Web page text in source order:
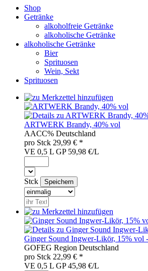
Shop
Getränke
alkoholfreie Getränke
alkoholische Getränke
alkoholische Getränke
Bier
Sprituosen
Wein, Sekt
Sprituosen
ARTWERK Brandy, 40% vol
AACC% Deutschland
pro Stck 29,99 € *
VE 0,5 L GP 59,98 €/L
Stck
Ginger Sound Ingwer-Likör, 15% vol
GOFEG Region Deutschland
pro Stck 22,99 € *
VE 0,5 L GP 45,98 €/L